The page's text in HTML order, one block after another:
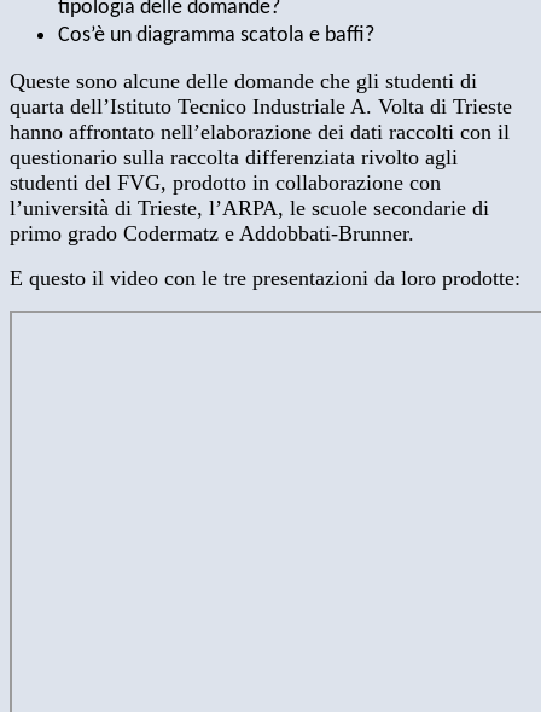
tipologia delle domande?
Cos’è un diagramma scatola e baffi?
Queste sono alcune delle domande che gli studenti di
quarta dell’Istituto Tecnico Industriale A. Volta di Trieste
hanno affrontato nell’elaborazione dei dati raccolti con il
questionario sulla raccolta differenziata rivolto agli
studenti del FVG, prodotto in collaborazione con
l’università di Trieste, l’ARPA, le scuole secondarie di
primo grado Codermatz e Addobbati-Brunner.
E questo il video con le tre presentazioni da loro prodotte: